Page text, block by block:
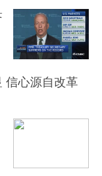
信心源自改革